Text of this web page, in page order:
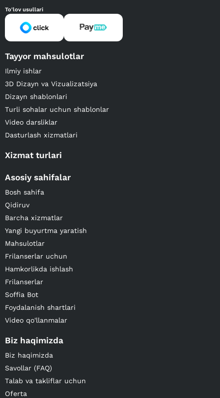
To'lov usullari
Tayyor mahsulotlar
Ilmiy ishlar
3D Dizayn va Vizualizatsiya
Dizayn shablonlari
Turli sohalar uchun shablonlar
Video darsliklar
Dasturlash xizmatlari
Xizmat turlari
Asosiy sahifalar
Bosh sahifa
Qidiruv
Barcha xizmatlar
Yangi buyurtma yaratish
Mahsulotlar
Frilanserlar uchun
Hamkorlikda ishlash
Frilanserlar
Soffia Bot
Foydalanish shartlari
Video qo'llanmalar
Biz haqimizda
Biz haqimizda
Savollar (FAQ)
Talab va takliflar uchun
Oferta